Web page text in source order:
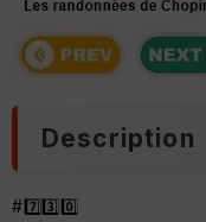
Description
#7️⃣3️⃣0️⃣